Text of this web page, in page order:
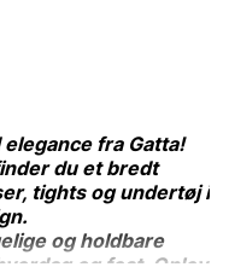
fra Gatta!
du et bredt
tights og undertøj i
og holdbare